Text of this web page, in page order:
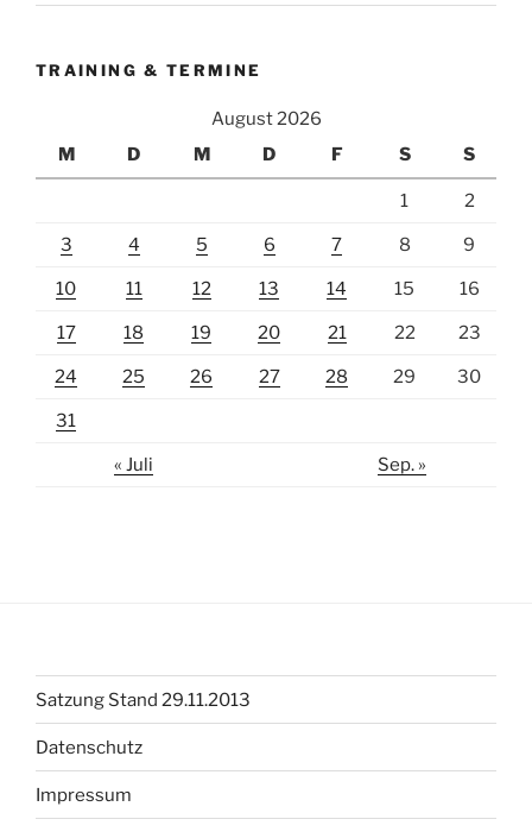
TRAINING & TERMINE
August 2026
M
D M D F S S
1 2
3 4 5 6 7 8 9
10 11 12 13 14 15 16
17 18 19 20 21 22 23
24 25 26 27 28 29 30
31
« Juli Sep. »
Satzung Stand 29.11.2013
Datenschutz
Impressum